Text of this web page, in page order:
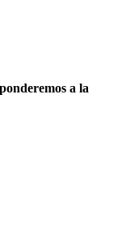
a la